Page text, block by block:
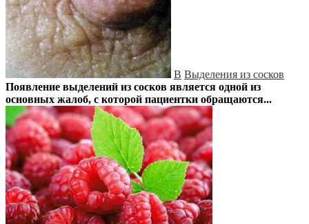
В Выделения из сосков
Появление выделений из сосков является одной из
основных жалоб, с которой пациентки обращаются...